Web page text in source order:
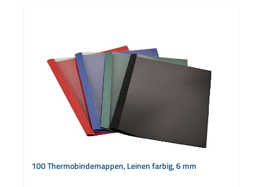
100 Thermobindemappen, Leinen farbig, 6 mm